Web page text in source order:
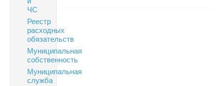
ЧС
Реестр
расходных
обязательств
Муниципальная
собственность
Муниципальная
служба